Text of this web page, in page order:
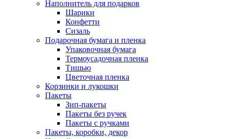
Наполнитель для подарков
Шарики
Конфетти
Сизаль
Подарочная бумага и пленка
Упаковочная бумага
Термоусадочная пленка
Тишью
Цветочная пленка
Корзинки и лукошки
Пакеты
Зип-пакеты
Пакеты без ручек
Пакеты с ручками
Пакеты, коробки, декор